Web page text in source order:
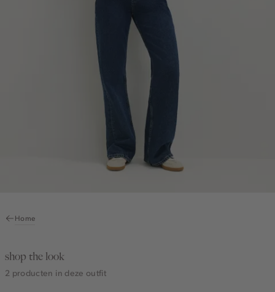
Home
shop the look
2 producten in deze outfit